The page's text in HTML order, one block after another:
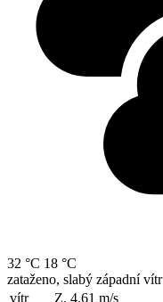
32 °C 18 °C
zataženo, slabý západní vítr
vítr
Z, 4.61 m/s